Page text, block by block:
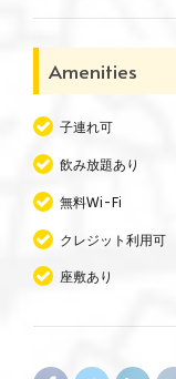
Amenities
子連れ可
飲み放題あり
無料Wi-Fi
クレジット利用可
座敷あり